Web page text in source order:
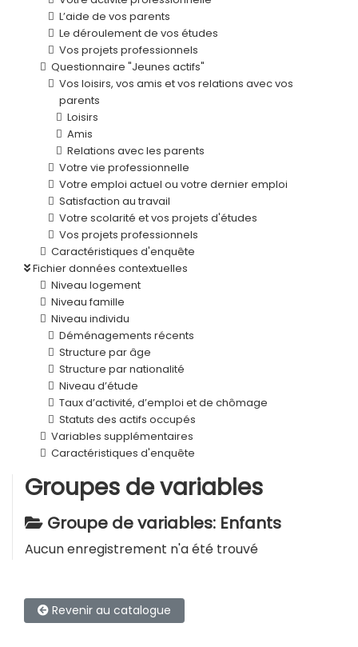
L’aide de vos parents
Le déroulement de vos études
Vos projets professionnels
Questionnaire "Jeunes actifs"
Vos loisirs, vos amis et vos relations avec vos
parents
Loisirs
Amis
Relations avec les parents
Votre vie professionnelle
Votre emploi actuel ou votre dernier emploi
Satisfaction au travail
Votre scolarité et vos projets d'études
Vos projets professionnels
Caractéristiques d'enquête
Fichier données contextuelles
Niveau logement
Niveau famille
Niveau individu
Déménagements récents
Structure par âge
Structure par nationalité
Niveau d’étude
Taux d’activité, d’emploi et de chômage
Statuts des actifs occupés
Variables supplémentaires
Caractéristiques d'enquête
Groupes de variables
Groupe de variables: Enfants
Aucun enregistrement n'a été trouvé
Revenir au catalogue